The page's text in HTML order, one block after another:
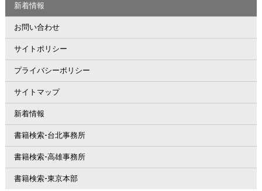
新着情報
お問い合わせ
サイトポリシー
プライバシーポリシー
サイトマップ
新着情報
書籍検索-台北事務所
書籍検索-高雄事務所
書籍検索-東京本部